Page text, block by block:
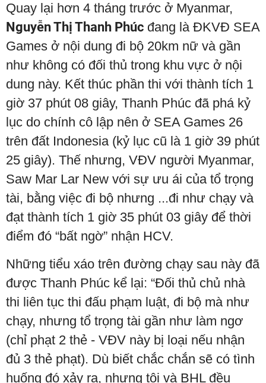
Quay lại hơn 4 tháng trước ở Myanmar,
Nguyễn Thị Thanh Phúc đang là ĐKVĐ SEA
Games ở nội dung đi bộ 20km nữ và gần
như không có đối thủ trong khu vực ở nội
dung này. Kết thúc phần thi với thành tích 1
giờ 37 phút 08 giây, Thanh Phúc đã phá kỷ
lục do chính cô lập nên ở SEA Games 26
trên đất Indonesia (kỷ lục cũ là 1 giờ 39 phút
25 giây). Thế nhưng, VĐV người Myanmar,
Saw Mar Lar New với sự ưu ái của tổ trọng
tài, bằng việc đi bộ nhưng ...đi như chạy và
đạt thành tích 1 giờ 35 phút 03 giây để thời
điểm đó “bất ngờ” nhận HCV.
Những tiểu xáo trên đường chạy sau này đã
được Thanh Phúc kể lại: “Đối thủ chủ nhà
thi liên tục thi đấu phạm luật, đi bộ mà như
chạy, nhưng tổ trọng tài gần như làm ngơ
(chỉ phạt 2 thẻ - VĐV này bị loại nếu nhận
đủ 3 thẻ phạt). Dù biết chắc chắn sẽ có tình
huống đó xảy ra, nhưng tôi và BHL đều